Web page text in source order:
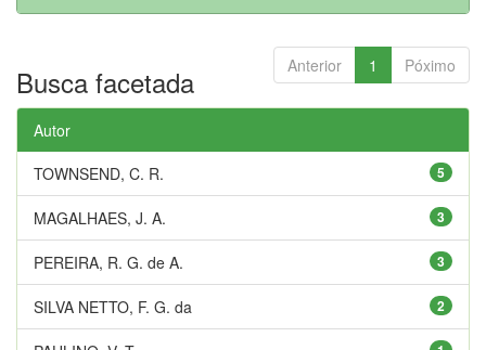
Anterior 1 Póximo
Busca facetada
Autor
5
TOWNSEND, C. R.
3
MAGALHAES, J. A.
3
PEREIRA, R. G. de A.
2
SILVA NETTO, F. G. da